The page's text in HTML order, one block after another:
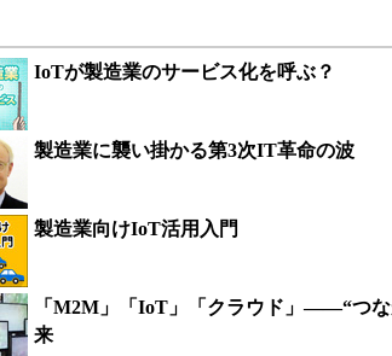
IoTが製造業のサービス化を呼ぶ？
製造業に襲い掛かる第3次IT革命の波
製造業向けIoT活用入門
「M2M」「IoT」「クラウド」――“つ
来